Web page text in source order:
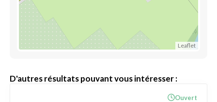
Leaflet
D'autres résultats pouvant vous intéresser :
Ouvert